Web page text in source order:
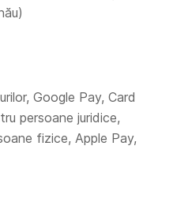
Google Pay, Card
persoane juridice,
fizice, Apple Pay,